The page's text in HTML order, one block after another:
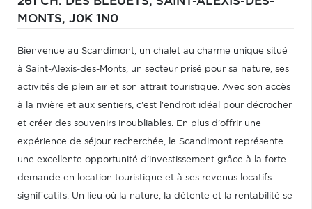
MONTS, J0K 1N0
Bienvenue au Scandimont, un chalet au charme unique situé
à Saint-Alexis-des-Monts, un secteur prisé pour sa nature, ses
activités de plein air et son attrait touristique. Avec son accès
à la rivière et aux sentiers, c'est l'endroit idéal pour décrocher
et créer des souvenirs inoubliables. En plus d'offrir une
expérience de séjour recherchée, le Scandimont représente
une excellente opportunité d'investissement grâce à la forte
demande en location touristique et à ses revenus locatifs
significatifs. Un lieu où la nature, la détente et la rentabilité se